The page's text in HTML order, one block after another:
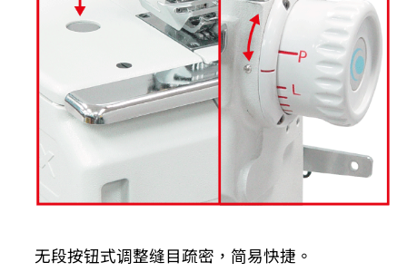
无段按钮式调整缝目疏密，简易快捷。